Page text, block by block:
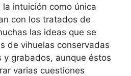
intuición como única
con los tratados de
las ideas que se
de vihuelas conservadas
y grabados, aunque éstos
varias cuestiones